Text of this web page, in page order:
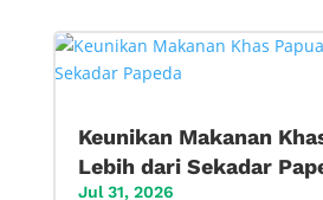
Keunikan Makanan
Lebih dari Sekadar
Jul 31, 2026